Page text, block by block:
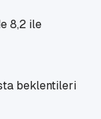
8,2 ile